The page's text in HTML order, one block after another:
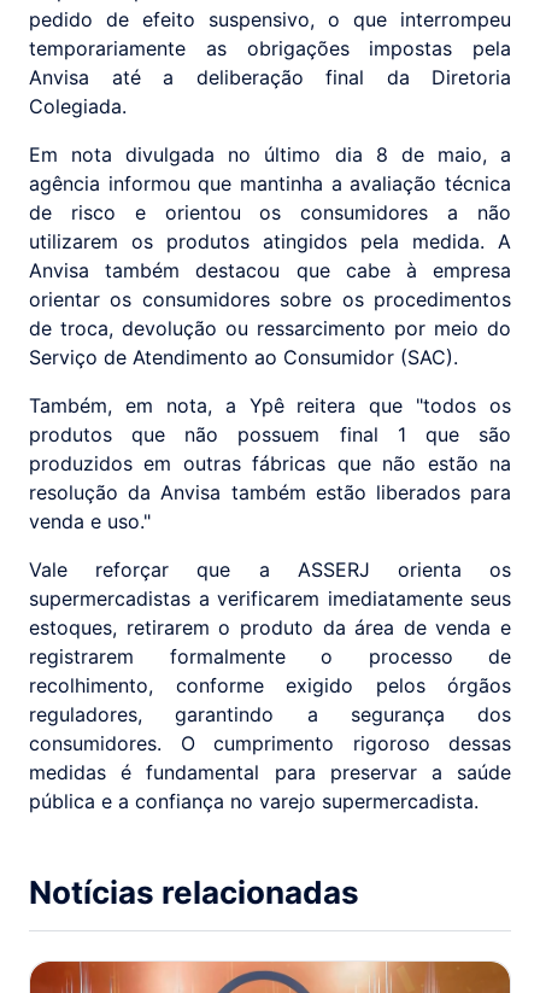
pedido de efeito suspensivo, o que interrompeu
temporariamente as obrigações impostas pela
Anvisa até a deliberação final da Diretoria
Colegiada.
Em nota divulgada no último dia 8 de maio, a
agência informou que mantinha a avaliação técnica
de risco e orientou os consumidores a não
utilizarem os produtos atingidos pela medida. A
Anvisa também destacou que cabe à empresa
orientar os consumidores sobre os procedimentos
de troca, devolução ou ressarcimento por meio do
Serviço de Atendimento ao Consumidor (SAC).
Também, em nota, a Ypê reitera que "todos os
produtos que não possuem final 1 que são
produzidos em outras fábricas que não estão na
resolução da Anvisa também estão liberados para
venda e uso."
Vale reforçar que a ASSERJ orienta os
supermercadistas a verificarem imediatamente seus
estoques, retirarem o produto da área de venda e
registrarem formalmente o processo de
recolhimento, conforme exigido pelos órgãos
reguladores, garantindo a segurança dos
consumidores. O cumprimento rigoroso dessas
medidas é fundamental para preservar a saúde
pública e a confiança no varejo supermercadista.
Notícias relacionadas